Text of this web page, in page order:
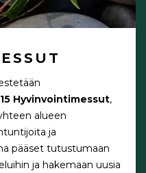
Hyvinvointimessut,
alueen
ja
pääset tutustumaan
ja hakemaan uusia